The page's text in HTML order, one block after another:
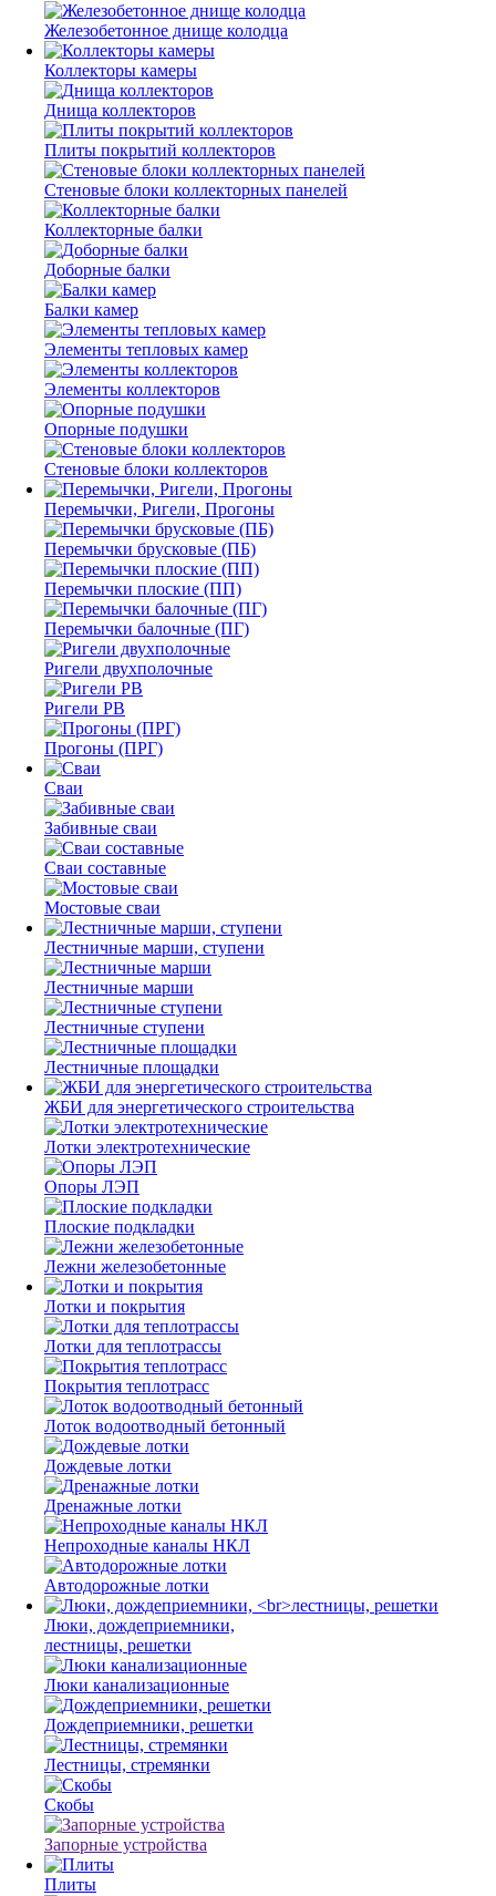
Железобетонное днище колодца
Коллекторы камеры
Днища коллекторов
Плиты покрытий коллекторов
Стеновые блоки коллекторных панелей
Коллекторные балки
Доборные балки
Балки камер
Элементы тепловых камер
Элементы коллекторов
Опорные подушки
Стеновые блоки коллекторов
Перемычки, Ригели, Прогоны
Перемычки брусковые (ПБ)
Перемычки плоские (ПП)
Перемычки балочные (ПГ)
Ригели двухполочные
Ригели РВ
Прогоны (ПРГ)
Сваи
Забивные сваи
Сваи составные
Мостовые сваи
Лестничные марши, ступени
Лестничные марши
Лестничные ступени
Лестничные площадки
ЖБИ для энергетического строительства
Лотки электротехнические
Опоры ЛЭП
Плоские подкладки
Лежни железобетонные
Лотки и покрытия
Лотки для теплотрассы
Покрытия теплотрасс
Лоток водоотводный бетонный
Дождевые лотки
Дренажные лотки
Непроходные каналы НКЛ
Автодорожные лотки
Люки, дождеприемники,
лестницы, решетки
Люки канализационные
Дождеприемники, решетки
Лестницы, стремянки
Скобы
Запорные устройства
Плиты